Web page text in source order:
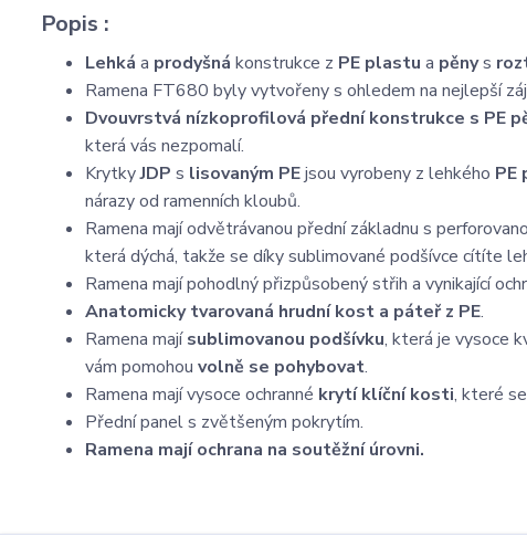
Popis :
Lehká a prodyšná konstrukce z PE plastu a pěnys
Ramena FT680 byly vytvořeny s ohledem na nejlepší
Dvouvrstvá nízkoprofilová přední konstrukce s PE
která vás nezpomalí.
KrytkyJDP s lisovaným PEjsou vyrobeny z lehkého PE
nárazy od ramenních kloubů.
Ramena mají odvětrávanou přední základnu s
která dýchá, takže se díky sublimované podšívce cítíte
Ramena mají pohodlný přizpůsobený střih a vynikající
Anatomicky tvarovaná hrudní kost a páteř z PE.
Ramena majísublimovanou podšívku, která je vysoce
vám pomohou volně se pohybovat.
Ramena mají vysoce ochranné krytí klíční kosti, které
Přední panel s zvětšeným pokrytím.
Ramena mají ochrana na soutěžní úrovni.